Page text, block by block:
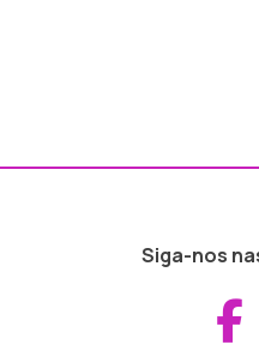
Siga-nos